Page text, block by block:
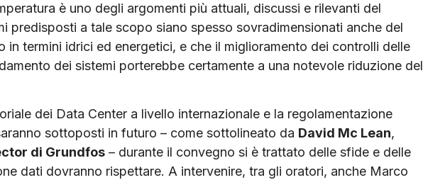
è uno degli argomenti più attuali, discussi e rilevanti del
predisposti a tale scopo siano spesso sovradimensionati anche del
in termini idrici ed energetici, e che il miglioramento dei controlli delle
dei sistemi porterebbe certamente a una notevole riduzione del
dei Data Center a livello internazionale e la regolamentazione
sottoposti in futuro – come sottolineato da David Mc Lean,
di Grundfos – durante il convegno si è trattato delle sfide e delle
dati dovranno rispettare. A intervenire, tra gli oratori, anche Marco